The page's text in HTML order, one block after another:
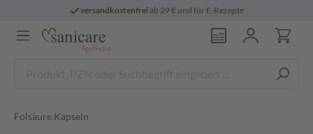
versandkostenfreiab 29 € und für E-Rezepte
Folsäure Kapseln